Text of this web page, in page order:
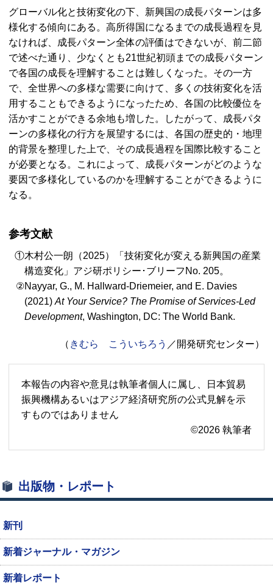
グローバル化と技術変化の下、新興国の成長パターンは多
様化する傾向にある。高所得国になるまでの成長過程を見
なければ、成長パターン全体の評価はできないが、前二節
で述べた通り、少なくとも21世紀初頭までの成長パターン
で各国の成長を理解することは難しくなった。その一方
で、全世界への多様な需要に向けて、多くの技術変化を活
用することもできるようになったため、各国の比較優位を
活かすことができる余地も増した。したがって、成長パタ
ーンの多様化の行方を展望するには、各国の歴史的・地理
的背景を整理した上で、その成長過程を国際比較すること
が必要となる。これによって、成長パターンがどのような
要因で多様化しているのかを理解することができるように
なる。
参考文献
木村公一朗（2025）「技術変化が変える新興国の産業
構造変化」アジ研ポリシー･ブリーフ No. 205。
Nayyar, G., M. Hallward-Driemeier, and E. Davies
(2021) At Your Service? The Promise of Services-Led
Development, Washington, DC: The World Bank.
（ きむら こういちろう ／開発研究センター）
本報告の内容や意見は執筆者個人に属し、日本貿易
振興機構あるいはアジア経済研究所の公式見解を示
すものではありません
©2026 執筆者
出版物・レポート
新刊
新着ジャーナル・マガジン
新着レポート